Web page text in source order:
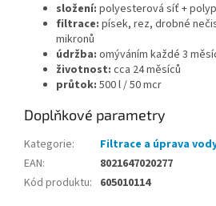
složení: polyesterová síť +
filtrace: písek, rez, drobné
mikronů
údržba: omýváním každé 3
životnost: cca 24 měsíců
průtok: 500 l / 50 mcr
Doplňkové parametry
Kategorie:
Filtrace a úprava
EAN:
8021647020277
Kód produktu: 605010114